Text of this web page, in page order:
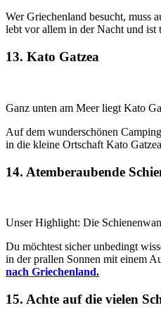
Wer Griechenland besucht, muss
lebt vor allem in der Nacht und ist
13. Kato Gatzea
Ganz unten am Meer liegt Kato
Auf dem wunderschönen
in die kleine Ortschaft Kato
14. Atemberaubende
Unser Highlight: Die
Du möchtest sicher unbedingt
in der prallen Sonnen mit einem
nach Griechenland.
15. Achte auf die vielen